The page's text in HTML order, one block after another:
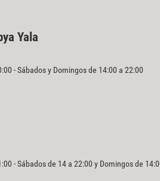
Yala
- Sábados y Domingos de 14:00 a 22:00
- Sábados de 14 a 22:00 y Domingos de